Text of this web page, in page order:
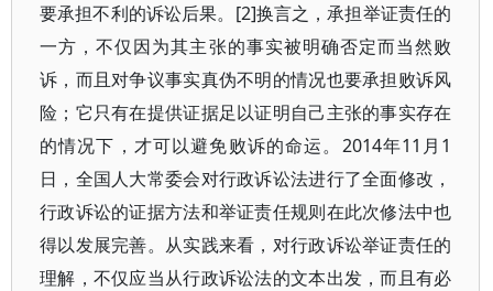
要承担不利的诉讼后果。[2]换言之，承担举证责任的
一方，不仅因为其主张的事实被明确否定而当然败
诉，而且对争议事实真伪不明的情况也要承担败诉风
险；它只有在提供证据足以证明自己主张的事实存在
的情况下，才可以避免败诉的命运。2014年11月1
日，全国人大常委会对行政诉讼法进行了全面修改，
行政诉讼的证据方法和举证责任规则在此次修法中也
得以发展完善。从实践来看，对行政诉讼举证责任的
理解，不仅应当从行政诉讼法的文本出发，而且有必